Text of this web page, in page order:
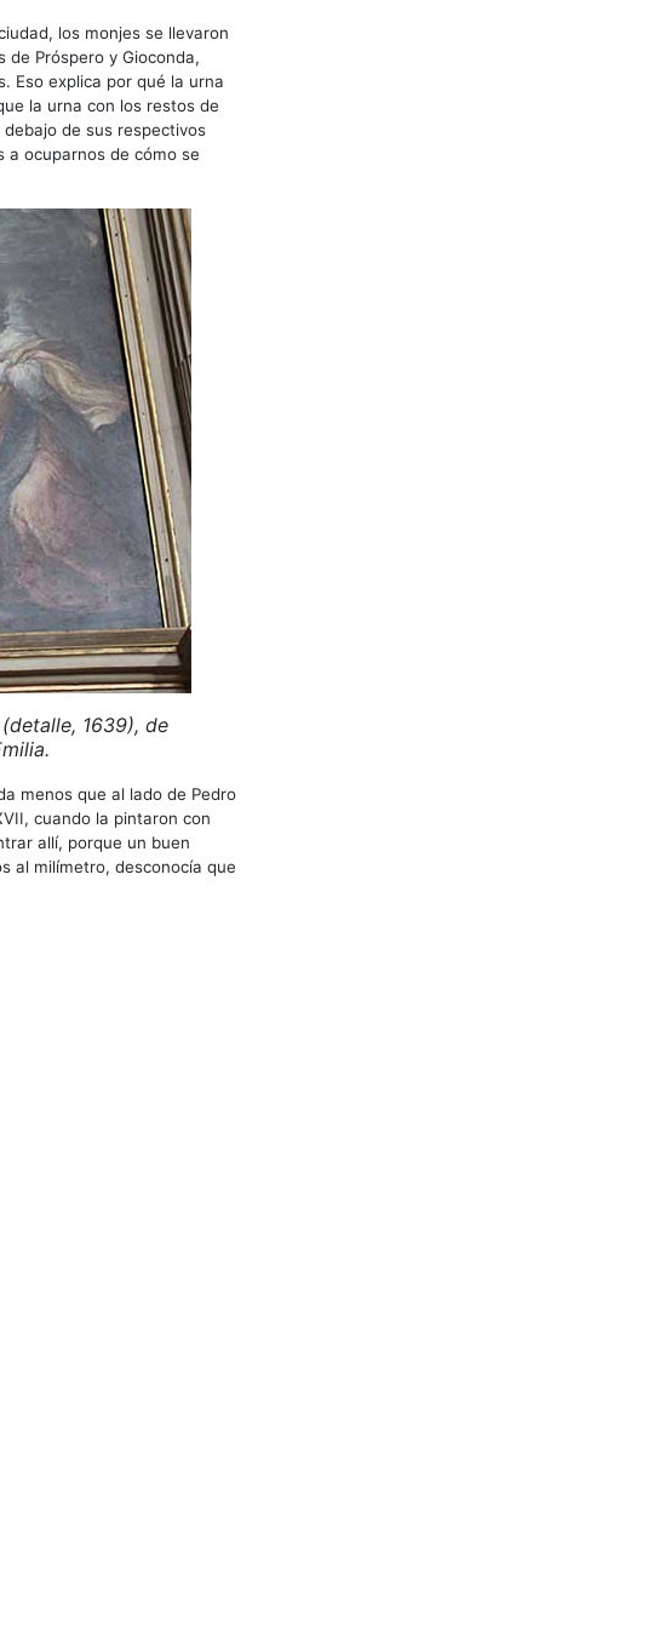
los monjes se llevaron
Próspero y Gioconda,
Eso explica por qué la urna
la urna con los restos de
de sus respectivos
ocuparnos de cómo se
1639), de
menos que al lado de Pedro
cuando la pintaron con
allí, porque un buen
al milímetro, desconocía que